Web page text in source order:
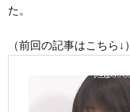
た。
（前回の記事はこちら↓）